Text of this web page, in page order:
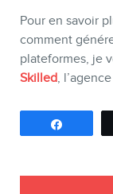
Pour en savoir
comment
plateformes, je
Skilled,